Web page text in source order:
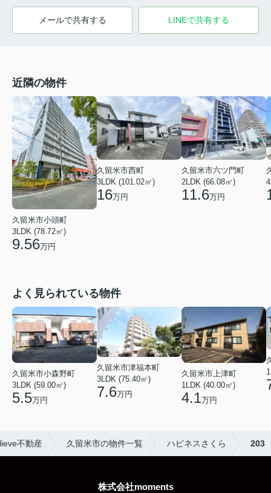
メールで共有する LINEで共有する
近隣の物件
久留米市小頭町
3LDK (78.72㎡)
9.56万円
久留米市西町
3LDK (101.02㎡)
16万円
久留米市六ツ門町
2LDK (66.08㎡)
11.6万円
よく見られている物件
久留米市小森野町
3LDK (59.00㎡)
5.5万円
久留米市津福本町
3LDK (75.40㎡)
7.6万円
久留米市上津町
1LDK (40.00㎡)
4.1万円
不動産 久留米市の物件一覧 ハピネスさくら 203
株式会社moments